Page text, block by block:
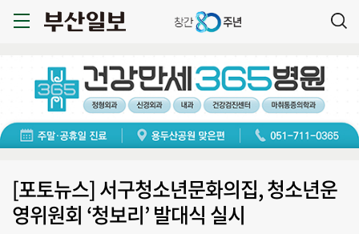
[포토뉴스] 서구청소년문화의집, 청소년운
영위원회 ‘청보리’ 발대식 실시